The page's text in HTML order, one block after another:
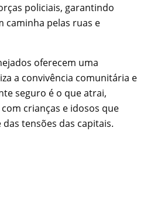
policiais, garantindo
caminha pelas ruas e
oferecem uma
a convivência comunitária e
seguro é o que atrai,
crianças e idosos que
tensões das capitais.